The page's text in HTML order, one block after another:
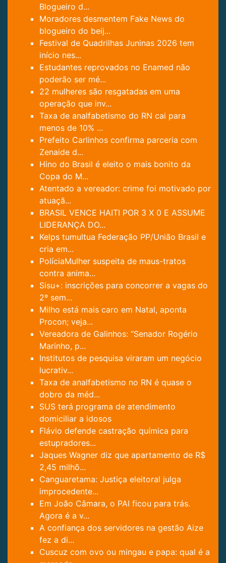
Blogueiro d...
Moradores desmentem Fake News do
blogueiro do beij...
Festival de Quadrilhas Juninas 2026 tem
início nes...
Estudantes reprovados no Enamed não
poderão ser mé...
22 mulheres são resgatadas em uma
operação que inv...
Taxa de analfabetismo do RN cai para
menos de 10% ...
Prefeito Carlinhos confirma parceria com
Zenaide d...
Hino do Brasil é eleito o mais bonito da
Copa do M...
Atentado a vereador: crime foi motivado por
atuaçã...
BRASIL VENCE HAITI POR 3 X 0 E ASSUME
LIDERANÇA DO...
Kelps tumultua Federação PP/União Brasil e
cria em...
PolíciaMulher suspeita de maus-tratos
contra anima...
Sisu+: inscrições para concorrer a vagas do
2º sem...
Milho está mais caro em Natal, aponta
Procon; veja...
Vereadora de Galinhos: “Senador Rogério
Marinho, p...
Institutos de pesquisa viraram um negócio
lucrativ...
Taxa de analfabetismo no RN é quase o
dobro da méd...
SUS terá programa de atendimento
domiciliar a idosos
Flávio defende castração química para
estupradores...
Jaques Wagner diz que apartamento de R$
2,45 milhõ...
Canguaretama: Justiça eleitoral julga
improcedente...
Em João Câmara, o PAI ficou para trás.
Agora é a v...
A confiança dos servidores na gestão Aize
fez a di...
Cuscuz com ovo ou mingau e papa: qual é a